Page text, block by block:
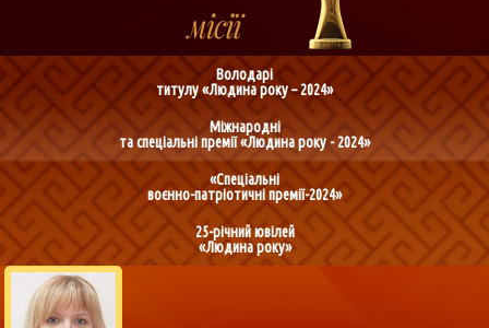
Володарі
титулу «Людина року – 2024»
Міжнародні
та спеціальні премії «Людина року - 2024»
«Спеціальні
воєнно-патріотичні премії-2024»
25-річний ювілей
«Людина року»